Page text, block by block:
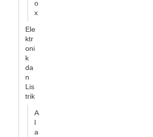
o
x
Ele
ktr
oni
k
da
n
Lis
trik
A
l
a